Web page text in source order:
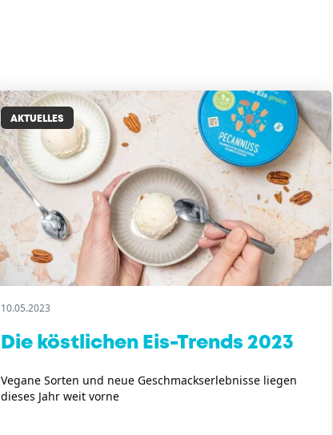
AKTUELLES
10.05.2023
Die köstlichen Eis-Trends 2023
Vegane Sorten und neue Geschmackserlebnisse liegen
dieses Jahr weit vorne